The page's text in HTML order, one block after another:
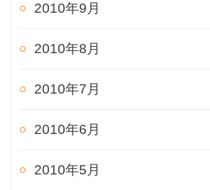
2010年9月
2010年8月
2010年7月
2010年6月
2010年5月